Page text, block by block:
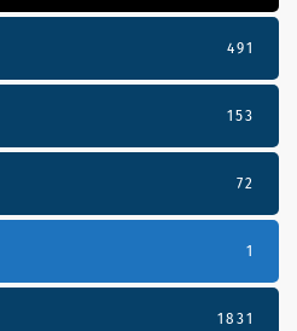
491
153
72
1
1831